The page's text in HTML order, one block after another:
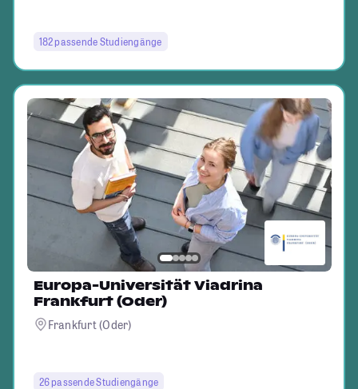
182 passende Studiengänge
Europa-Universität Viadrina
Frankfurt (Oder)
Frankfurt (Oder)
26 passende Studiengänge